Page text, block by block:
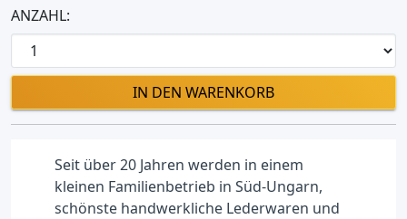
ANZAHL:
IN DEN WARENKORB
Seit über 20 Jahren werden in einem
kleinen Familienbetrieb in Süd-Ungarn,
schönste handwerkliche Lederwaren und